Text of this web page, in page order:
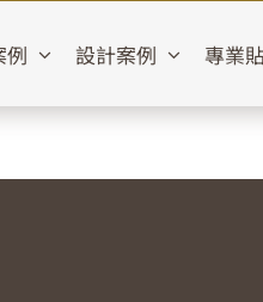
例 設計案例 專業